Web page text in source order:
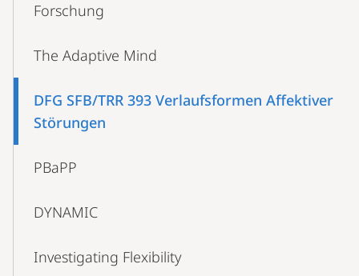
NavigationForschung
The Adaptive Mind
DFG SFB/TRR 393 Verlaufsformen Affektiver
Störungen
PBaPP
DYNAMIC
Investigating Flexibility